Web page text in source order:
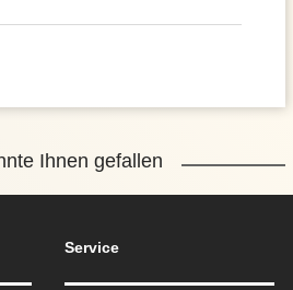
Ihnen gefallen
Service